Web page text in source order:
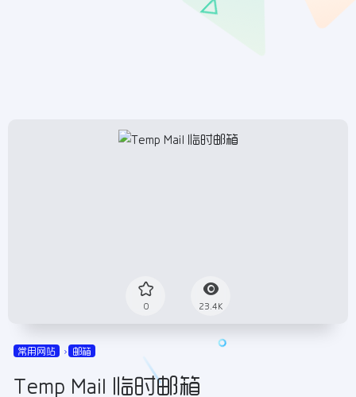
0 23.4K
常用网站 邮箱
Temp Mail 临时邮箱